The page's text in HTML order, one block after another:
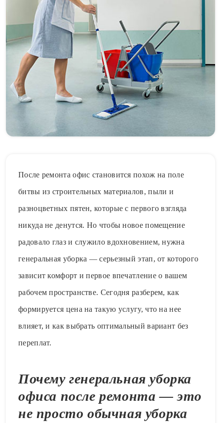
После ремонта офис становится похож на поле
битвы из строительных материалов, пыли и
разноцветных пятен, которые с первого взгляда
никуда не денутся. Но чтобы новое помещение
радовало глаз и служило вдохновением, нужна
генеральная уборка — серьезный этап, от которого
зависит комфорт и первое впечатление о вашем
рабочем пространстве. Сегодня разберем, как
формируется цена на такую услугу, что на нее
влияет, и как выбрать оптимальный вариант без
переплат.
Почему генеральная уборка
офиса после ремонта — это
не просто обычная уборка